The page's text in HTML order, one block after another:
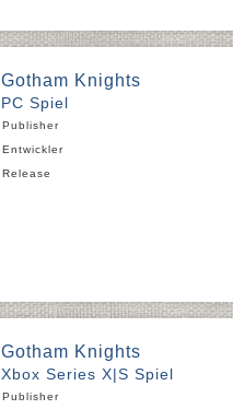
Gotham Knights
PC Spiel
Publisher
Entwickler
Release
Gotham Knights
Xbox Series X|S Spiel
Publisher